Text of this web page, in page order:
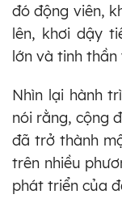
đó động viên,
lên, khơi dậy
lớn và tinh thần
Nhìn lại hành
nói rằng, cộng
đã trở thành
trên nhiều
phát triển của